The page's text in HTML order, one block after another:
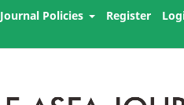
Journal Policies Register